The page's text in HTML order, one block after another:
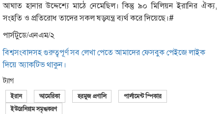
আঘাত হানার উদ্দেশ্যে মাঠে নেমেছিল। কিন্তু ৯০ মিলিয়ন ইরানির ঐক্য,
সংহতি ও প্রতিরোধ তাদের সকল ষড়যন্ত্র ব্যর্থ করে দিয়েছে।#
পার্সটুডে/এনএম/২
বিশ্বসংবাদসহ গুরুত্বপূর্ণ সব লেখা পেতে আমাদের ফেসবুক পেইজে লাইক
দিয়ে অ্যাকটিভ থাকুন।
ট্যাগ
ইরান আমেরিকা হরমুজ প্রণালি
পার্লামেন্ট স্পিকার
ইউরেনিয়াম সমৃদ্ধকরণ